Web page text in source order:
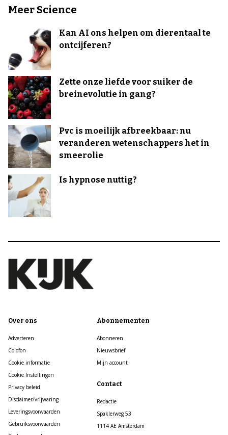
Meer Science
Kan AI ons helpen om dierentaal te
ontcijferen?
Zette onze liefde voor suiker de
breinevolutie in gang?
Pvc is moeilijk afbreekbaar: nu
veranderen wetenschappers het in
smeerolie
Is hypnose nuttig?
Over ons
Adverteren
Colofon
Cookie informatie
Cookie Instellingen
Privacy beleid
Disclaimer/vrijwaring
Leveringsvoorwaarden
Gebruiksvoorwaarden
Abonnementen
Abonneren
Nieuwsbrief
Mijn account
Contact
Redactie
Spaklerweg 53
1114 AE Amsterdam